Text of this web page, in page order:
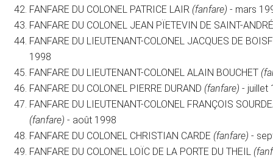
FANFARE DU COLONEL PATRICE LAIR (fanfare) - mars
FANFARE DU COLONEL JEAN PÏETEVIN DE SAINT-
FANFARE DU LIEUTENANT-COLONEL JACQUES DE
1998
FANFARE DU LIEUTENANT-COLONEL ALAIN BOUCHET
FANFARE DU COLONEL PIERRE DURAND (fanfare) - juillet
FANFARE DU LIEUTENANT-COLONEL FRANÇOIS
(fanfare) - août 1998
FANFARE DU COLONEL CHRISTIAN CARDE (fanfare) -
FANFARE DU COLONEL LOÏC DE LA PORTE DU THEIL